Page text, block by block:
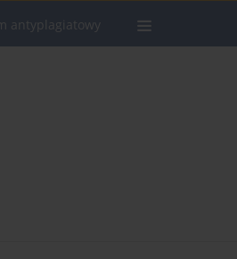
antyplagiatowy